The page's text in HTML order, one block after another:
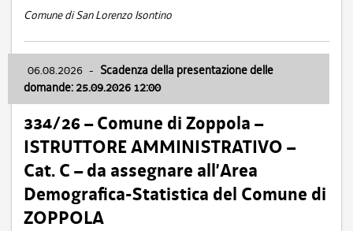
Comune di San Lorenzo Isontino
06.08.2026 - Scadenza della presentazione delle
domande: 25.09.2026 12:00
334/26 – Comune di Zoppola –
ISTRUTTORE AMMINISTRATIVO –
Cat. C – da assegnare all’Area
Demografica-Statistica del Comune di
ZOPPOLA